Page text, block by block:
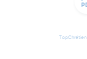
TopChrétien